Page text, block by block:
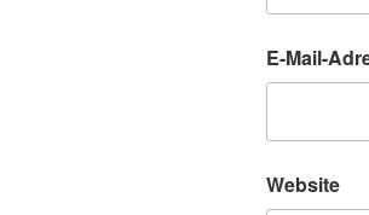
E-Mail-
Website